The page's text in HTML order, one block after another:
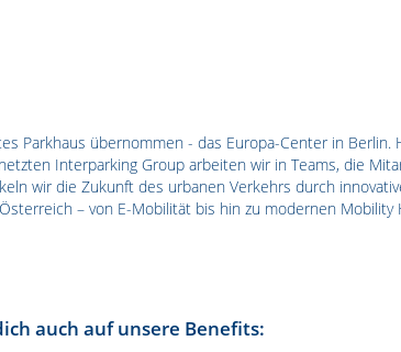
Parkhaus übernommen - das Europa-Center in Berlin.
Interparking Group arbeiten wir in Teams, die
wir die Zukunft des urbanen Verkehrs durch
– von E-Mobilität bis hin zu modernen Mobility
auch auf unsere Benefits: